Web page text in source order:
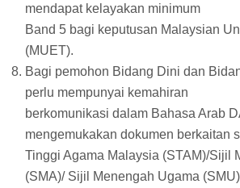
mendapat kelayakan minimum
Band 5 bagi keputusan Malaysian
(MUET).
Bagi pemohon Bidang Dini dan
perlu mempunyai kemahiran
berkomunikasi dalam Bahasa Arab
mengemukakan dokumen berkaitan
Tinggi Agama Malaysia (STAM)/Sijil
(SMA)/ Sijil Menengah Ugama